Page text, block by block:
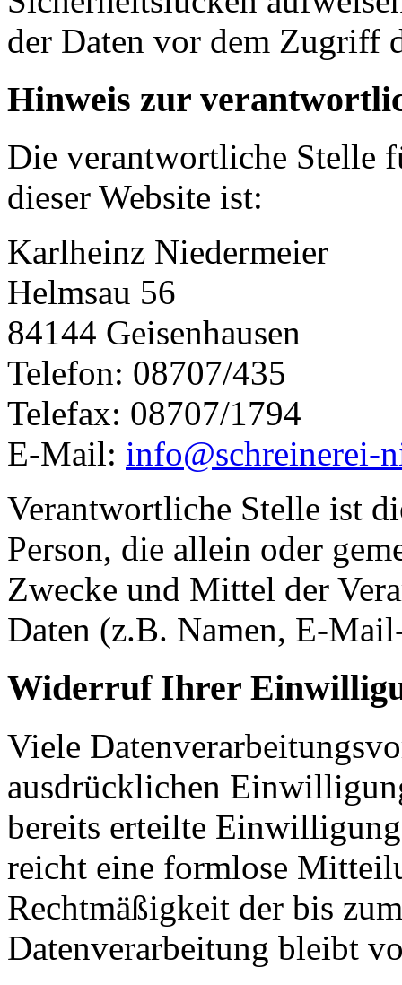
der Daten vor dem Zugriff
Hinweis zur
Die verantwortliche Stelle
dieser Website ist:
Karlheinz Niedermeier
Helmsau 56
84144 Geisenhausen
Telefon: 08707/435
Telefax: 08707/1794
E-Mail: info@schreinerei-
Verantwortliche Stelle ist
Person, die allein oder
Zwecke und Mittel der
Daten (z.B. Namen, E-
Widerruf Ihrer
Viele
ausdrücklichen
bereits erteilte
reicht eine formlose
Rechtmäßigkeit der bis
Datenverarbeitung bleibt